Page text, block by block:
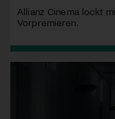
Allianz Cinema lockt
Vorpremieren.